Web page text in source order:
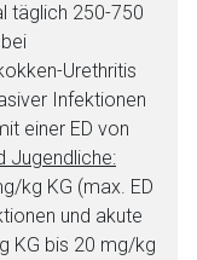
täglich 250-750
Urethritis
Infektionen
einer ED von
Jugendliche:
kg KG (max. ED
und akute
KG bis 20 mg/kg
externe Web-
Seite ist deren
dort ggf. andere
Zur Seite